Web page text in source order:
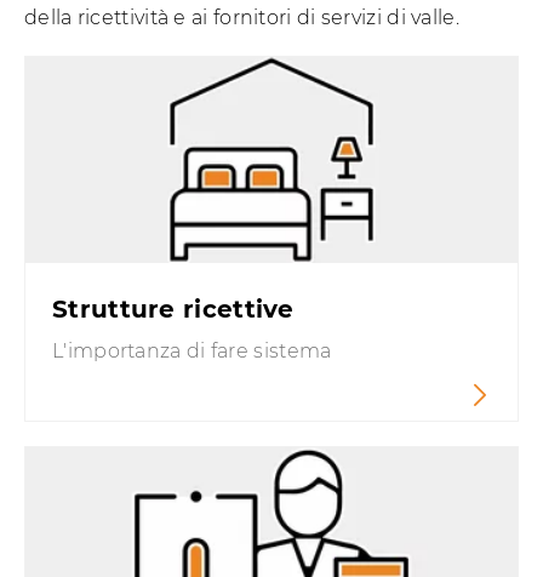
della ricettività e ai fornitori di servizi di valle.
Strutture ricettive
L'importanza di fare sistema